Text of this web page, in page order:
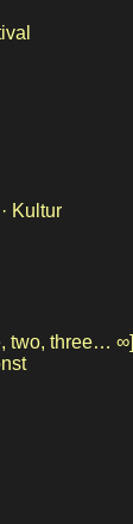
· Kultur
two, three… ∞]